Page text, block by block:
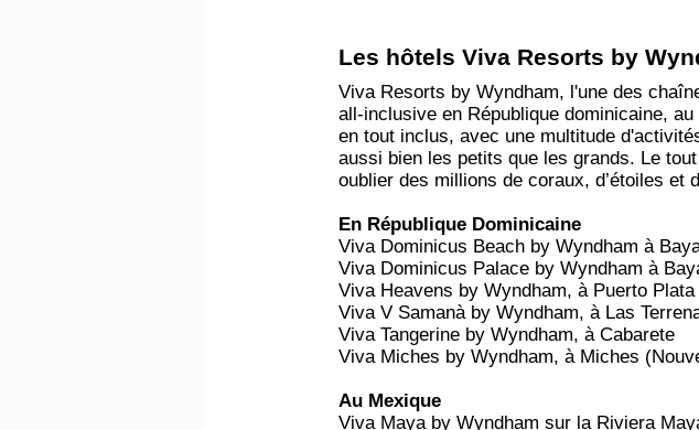
Les hôtels Viva Resorts by
Viva Resorts by Wyndham, l'une des
all-inclusive en République dominicaine,
en tout inclus, avec une multitude
aussi bien les petits que les grands. Le
oublier des millions de coraux, d’étoiles
En République Dominicaine
Viva Dominicus Beach by Wyndham à
Viva Dominicus Palace by Wyndham à
Viva Heavens by Wyndham, à Puerto Plata
Viva V Samanà by Wyndham, à Las
Viva Tangerine by Wyndham, à Cabarete
Viva Miches by Wyndham, à Miches
Au Mexique
Viva Maya by Wyndham sur la Riviera